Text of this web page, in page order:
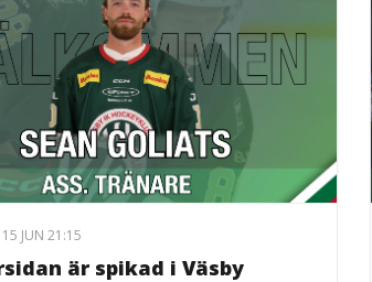
JUN 21:15
är spikad i Väsby